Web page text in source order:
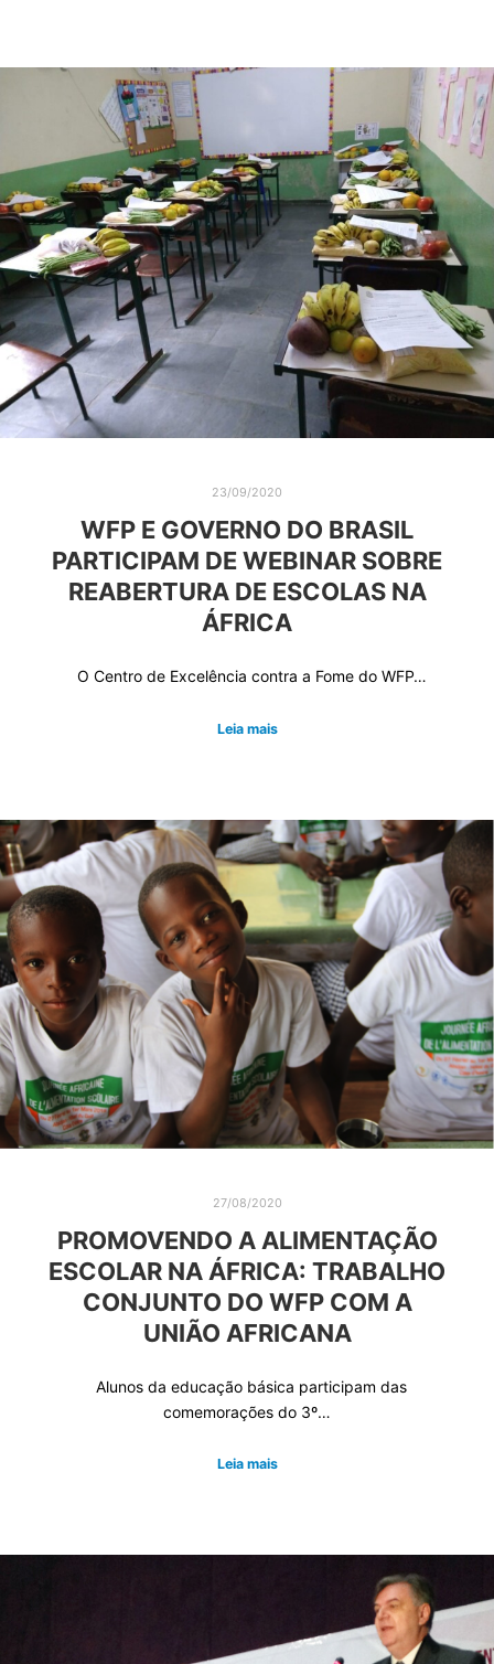
23/09/2020
WFP E GOVERNO DO BRASIL
PARTICIPAM DE WEBINAR SOBRE
REABERTURA DE ESCOLAS NA
ÁFRICA
O Centro de Excelência contra a Fome do WFP…
Leia mais
27/08/2020
PROMOVENDO A ALIMENTAÇÃO
ESCOLAR NA ÁFRICA: TRABALHO
CONJUNTO DO WFP COM A
UNIÃO AFRICANA
Alunos da educação básica participam das
comemorações do 3º…
Leia mais